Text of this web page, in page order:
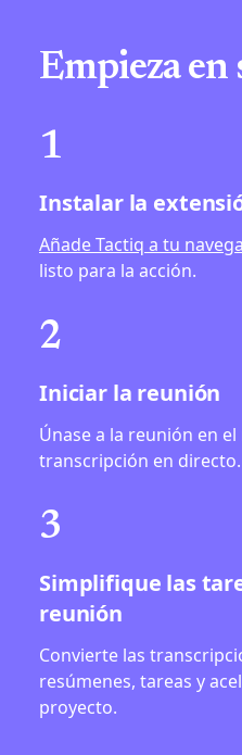
Empieza en
1
Instalar la
Añade Tactiq a tu
listo para la acción.
2
Iniciar la reunión
Únase a la reunión en
transcripción en directo.
3
Simplifique las
reunión
Convierte las
resúmenes, tareas y
proyecto.